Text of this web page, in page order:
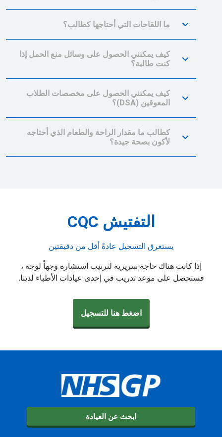
ما اللقاحات التي أحتاجها كطالب؟
كيف يمكنني الحصول على وسائل منع الحمل إذا
كنت طالبة؟
كيف يمكنني الحصول على مخصصات الطلاب
المعوقين (DSA)؟
كطالب ما مقدار الراحة والطعام الذي أحتاجه
لأكون بصحة جيدة؟
التفتيش CQC
يستغرق التسجيل عادةً أقل من دقيقتين
إذا كانت هناك حاجة سريرية لترتيب استشارة وجهاً لوجه ،
فستحصل على موعد تدريب في إحدى عيادات الأطباء لدينا.
اضغط هنا للتسجيل
ابحث عن العيادة